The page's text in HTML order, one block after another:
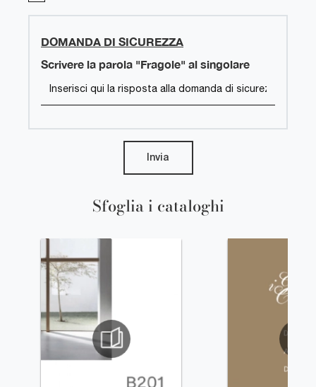
Sfoglia i cataloghi
DOMANDA DI SICUREZZA
Scrivere la parola "Fragole" al singolare
Invia